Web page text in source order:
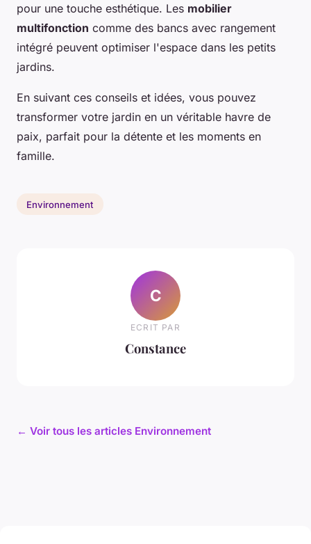
pour une touche esthétique. Les mobilier
multifonction comme des bancs avec rangement
intégré peuvent optimiser l'espace dans les petits
jardins.
En suivant ces conseils et idées, vous pouvez
transformer votre jardin en un véritable havre de
paix, parfait pour la détente et les moments en
famille.
Environnement
C
ECRIT PAR
Constance
← Voir tous les articles Environnement